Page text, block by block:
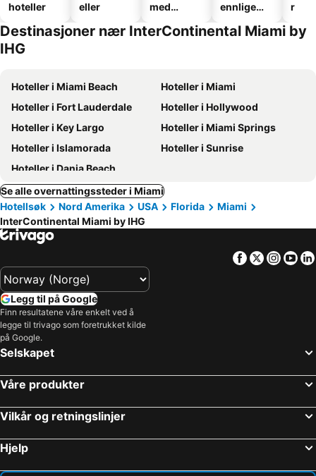
hoteller
eller
med
ennlige
r
Destinasjoner nær InterContinental Miami by
IHG
Hoteller i Miami Beach
Hoteller i Miami
Hoteller i Fort Lauderdale
Hoteller i Hollywood
Hoteller i Key Largo
Hoteller i Miami Springs
Hoteller i Islamorada
Hoteller i Sunrise
Hoteller i Dania Beach
Se alle overnattingssteder i Miami
Hotellsøk
Nord Amerika USA Florida
Miami
InterContinental Miami by IHG
Facebook
Twitter
Legg til på Google
Finn resultatene våre enkelt ved å
legge til trivago som foretrukket kilde
på Google.
Selskapet
Våre produkter
Vilkår og retningslinjer
Hjelp